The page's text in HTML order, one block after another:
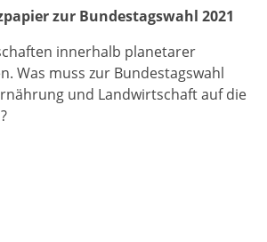
zur Bundestagswahl 2021
innerhalb planetarer
Was muss zur Bundestagswahl
und Landwirtschaft auf die